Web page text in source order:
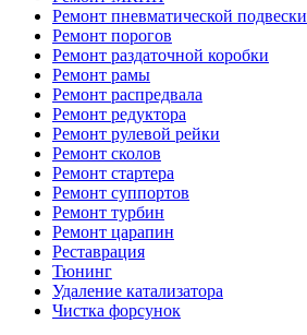
Ремонт пневматической подвески
Ремонт порогов
Ремонт раздаточной коробки
Ремонт рамы
Ремонт распредвала
Ремонт редуктора
Ремонт рулевой рейки
Ремонт сколов
Ремонт стартера
Ремонт суппортов
Ремонт турбин
Ремонт царапин
Реставрация
Тюнинг
Удаление катализатора
Чистка форсунок